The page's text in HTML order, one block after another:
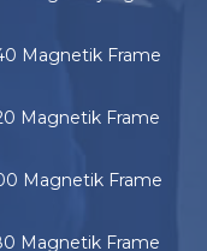
Magnetik Frame
Magnetik Frame
Magnetik Frame
Magnetik Frame